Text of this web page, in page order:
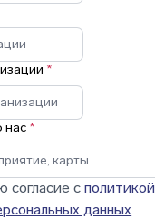
*
нас *
согласие сполитикой
данных